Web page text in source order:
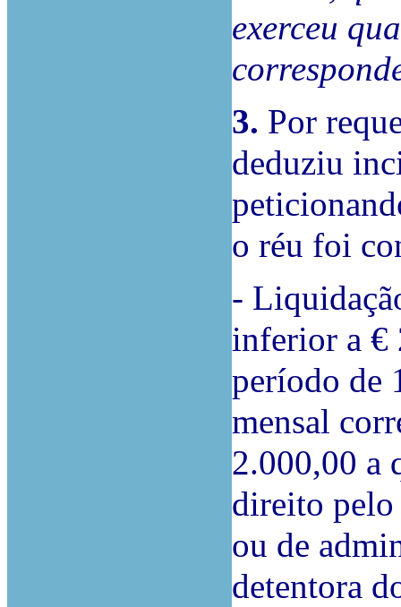
exerceu
3. Por
deduziu
o réu foi
-
inferior a €
período de
mensal
2.000,00 a
direito pelo
ou de
detentora